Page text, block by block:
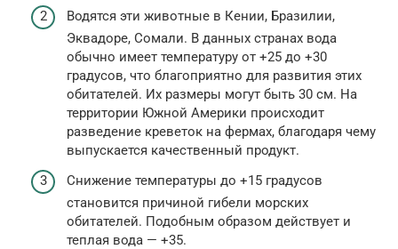
Водятся эти животные в Кении, Бразилии,
Эквадоре, Сомали. В данных странах вода
обычно имеет температуру от +25 до +30
градусов, что благоприятно для развития этих
обитателей. Их размеры могут быть 30 см. На
территории Южной Америки происходит
разведение креветок на фермах, благодаря чему
выпускается качественный продукт.
Снижение температуры до +15 градусов
становится причиной гибели морских
обитателей. Подобным образом действует и
теплая вода — +35.